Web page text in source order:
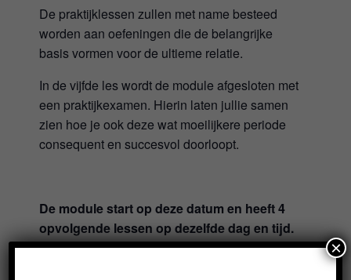
De praktijklessen zullen met name besteed
worden aan oefeningen die de belangrijke
basis vormen voor de ultieme relatie.
In de vijfde les wordt de module afgesloten met
een praktijkexamen. Hierin laten jullie samen
zien hoe je ook deze wat moeilijkere periode
consequent en succesvol doorloopt.
De module start op deze datum en heeft 4
opvolgende lessen op dezelfde dag en tijd.
×